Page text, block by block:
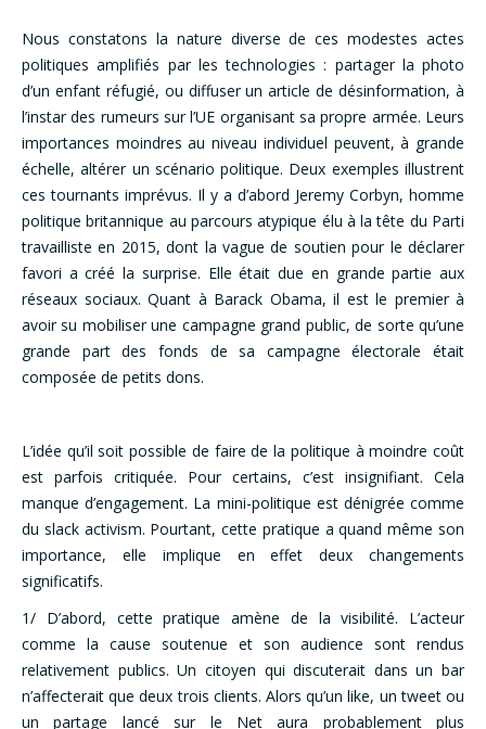
Nous constatons la nature diverse de ces modestes actes
politiques amplifiés par les technologies : partager la photo
d’un enfant réfugié, ou diffuser un article de désinformation, à
l’instar des rumeurs sur l’UE organisant sa propre armée. Leurs
importances moindres au niveau individuel peuvent, à grande
échelle, altérer un scénario politique. Deux exemples illustrent
ces tournants imprévus. Il y a d’abord Jeremy Corbyn, homme
politique britannique au parcours atypique élu à la tête du Parti
travailliste en 2015, dont la vague de soutien pour le déclarer
favori a créé la surprise. Elle était due en grande partie aux
réseaux sociaux. Quant à Barack Obama, il est le premier à
avoir su mobiliser une campagne grand public, de sorte qu’une
grande part des fonds de sa campagne électorale était
composée de petits dons.
L’idée qu’il soit possible de faire de la politique à moindre coût
est parfois critiquée. Pour certains, c’est insignifiant. Cela
manque d’engagement. La mini-politique est dénigrée comme
du slack activism. Pourtant, cette pratique a quand même son
importance, elle implique en effet deux changements
significatifs.
1/ D’abord, cette pratique amène de la visibilité. L’acteur
comme la cause soutenue et son audience sont rendus
relativement publics. Un citoyen qui discuterait dans un bar
n’affecterait que deux trois clients. Alors qu’un like, un tweet ou
un partage lancé sur le Net aura probablement plus